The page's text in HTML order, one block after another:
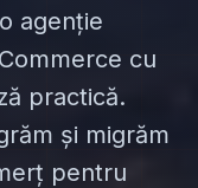
agenție
cu
practică.
și migrăm
pentru